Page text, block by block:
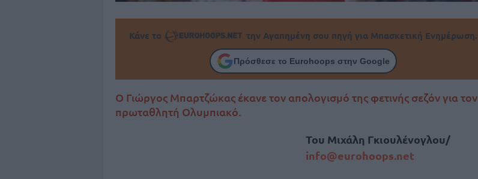
Κάνε το την Αγαπημένη σου πηγή για Μπασκετική Ενημέρωση.
Πρόσθεσε το Eurohoops στην Google
Ο Γιώργος Μπαρτζώκας έκανε τον απολογισμό της φετινής σεζόν για τον
πρωταθλητή Ολυμπιακό.
Του Μιχάλη Γκιουλένογλου/
info@eurohoops.net